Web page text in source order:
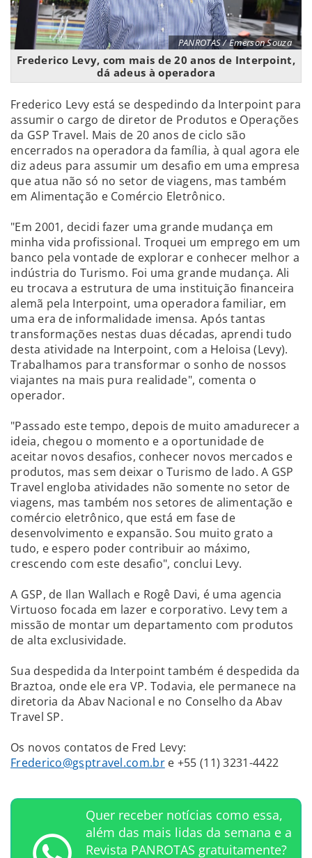
PANROTAS / Emerson Souza
Frederico Levy, com mais de 20 anos de Interpoint,
dá adeus à operadora
Frederico Levy está se despedindo da Interpoint para
assumir o cargo de diretor de Produtos e Operações
da GSP Travel. Mais de 20 anos de ciclo são
encerrados na operadora da família, à qual agora ele
diz adeus para assumir um desafio em uma empresa
que atua não só no setor de viagens, mas também
em Alimentação e Comércio Eletrônico.
"Em 2001, decidi fazer uma grande mudança em
minha vida profissional. Troquei um emprego em um
banco pela vontade de explorar e conhecer melhor a
indústria do Turismo. Foi uma grande mudança. Ali
eu trocava a estrutura de uma instituição financeira
alemã pela Interpoint, uma operadora familiar, em
uma era de informalidade imensa. Após tantas
transformações nestas duas décadas, aprendi tudo
desta atividade na Interpoint, com a Heloisa (Levy).
Trabalhamos para transformar o sonho de nossos
viajantes na mais pura realidade", comenta o
operador.
"Passado este tempo, depois de muito amadurecer a
ideia, chegou o momento e a oportunidade de
aceitar novos desafios, conhecer novos mercados e
produtos, mas sem deixar o Turismo de lado. A GSP
Travel engloba atividades não somente no setor de
viagens, mas também nos setores de alimentação e
comércio eletrônico, que está em fase de
desenvolvimento e expansão. Sou muito grato a
tudo, e espero poder contribuir ao máximo,
crescendo com este desafio", conclui Levy.
A GSP, de Ilan Wallach e Rogê Davi, é uma agencia
Virtuoso focada em lazer e corporativo. Levy tem a
missão de montar um departamento com produtos
de alta exclusividade.
Sua despedida da Interpoint também é despedida da
Braztoa, onde ele era VP. Todavia, ele permanece na
diretoria da Abav Nacional e no Conselho da Abav
Travel SP.
Os novos contatos de Fred Levy:
Frederico@gsptravel.com.bre +55 (11) 3231-4422
Quer receber notícias como essa,
além das mais lidas da semana e a
Revista PANROTAS gratuitamente?